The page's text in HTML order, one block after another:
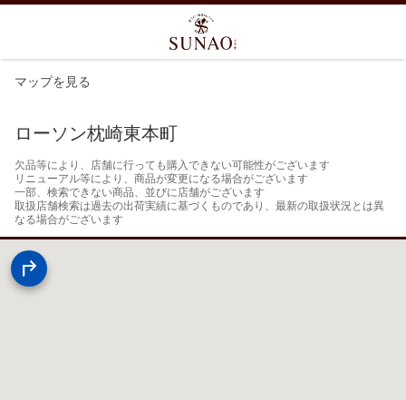
マップを見る
ローソン枕崎東本町
欠品等により、店舗に行っても購入できない可能性がございます
リニューアル等により、商品が変更になる場合がございます
一部、検索できない商品、並びに店舗がございます
取扱店舗検索は過去の出荷実績に基づくものであり、最新の取扱状況とは異
なる場合がございます